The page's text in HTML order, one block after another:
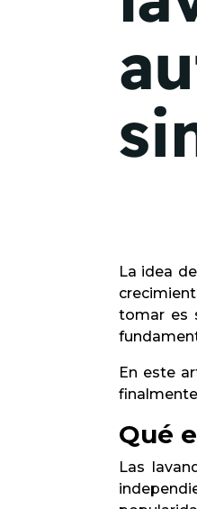
La idea
tomar es
En este
Qué
Las